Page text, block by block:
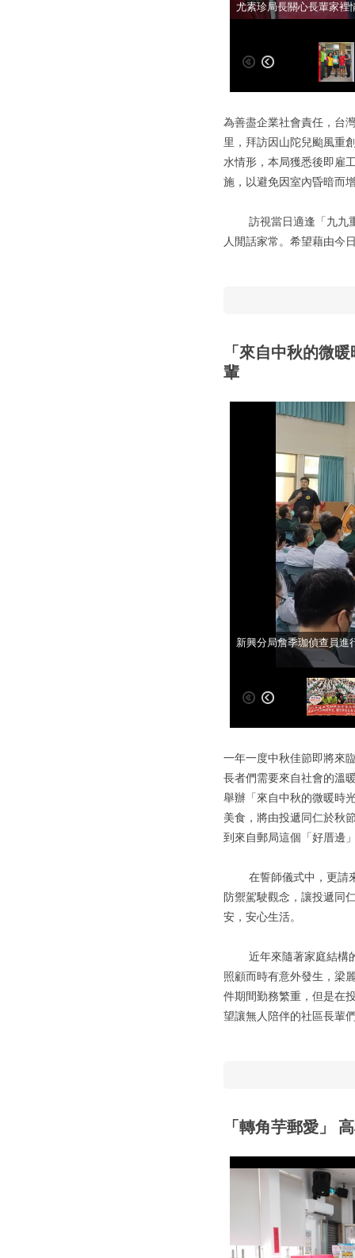
楠梓區和昌里周海玲里長
尤素珍局長關心長輩家裡
為善盡企業社會責任，台
里，拜訪因山陀兒颱風重
水情形，本局獲悉後即雇
施，以避免因室內昏暗而
訪視當日適逢「九九重
人閒話家常。希望藉由今
「來自中秋的微
輩
蔡碧惠副科長與投遞同仁
新興分局詹季珈偵查員進
一年一度中秋佳節即將來
長者們需要來自社會的溫
舉辦「來自中秋的微暖時
美食，將由投遞同仁於秋
到來自郵局這個「好厝邊
在誓師儀式中，更請來
防禦駕駛觀念，讓投遞同
安，安心生活。
近年來隨著家庭結構的
照顧而時有意外發生，梁
件期間勤務繁重，但是在
望讓無人陪伴的社區長輩
「轉角芋郵愛」